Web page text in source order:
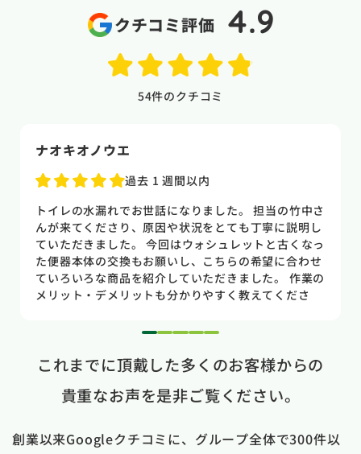
クチコミ評価 4.9
54件のクチコミ
naoki higasi
1 か月前
トイレの水漏れがあり来ていただきました。水漏れ箇
所もすぐに判明しました。10数年使用していた一体型
のトイレだった為使いやすさ等しっかりと説明してい
ただき交換する事になりました。正直痛い出費でした
が発見が早かったので壁や床の工事を考えるとまだ費
用は抑えれました。今回担当して頂いた竹中さんは人
た。 今回は2階のトイレでしたが、1階のトイレも修
た。
1 2 3 4 5
これまでに頂戴した多くのお客様からの
貴重なお声を是非ご覧ください。
創業以来Googleクチコミに、グループ全体で300件以